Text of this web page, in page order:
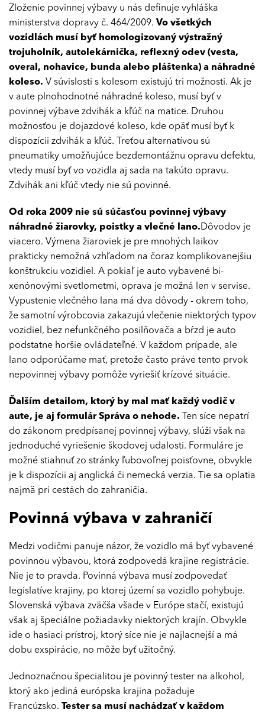
Zloženie povinnej výbavy u nás definuje vyhláška
ministerstva dopravy č. 464/2009. Vo všetkých
vozidlách musí byť homologizovaný výstražný
trojuholník, autolekárnička, reflexný odev (vesta,
overal, nohavice, bunda alebo pláštenka) a náhradné
koleso. V súvislosti s kolesom existujú tri možnosti. Ak je
v aute plnohodnotné náhradné koleso, musí byť v
povinnej výbave zdvihák a kľúč na matice. Druhou
možnosťou je dojazdové koleso, kde opäť musí byť k
dispozícii zdvihák a kľúč. Treťou alternatívou sú
pneumatiky umožňujúce bezdemontážnu opravu defektu,
vtedy musí byť vo vozidla aj sada na takúto opravu.
Zdvihák ani kľúč vtedy nie sú povinné.
Od roka 2009 nie sú súčasťou povinnej výbavy
náhradné žiarovky, poistky a vlečné lano.Dôvodov je
viacero. Výmena žiaroviek je pre mnohých laikov
prakticky nemožná vzhľadom na čoraz komplikovanejšiu
konštrukciu vozidiel. A pokiaľ je auto vybavené bi-
xenónovými svetlometmi, oprava je možná len v servise.
Vypustenie vlečného lana má dva dôvody - okrem toho,
že samotní výrobcovia zakazujú vlečenie niektorých typov
vozidiel, bez nefunkčného posilňovača a bŕzd je auto
podstatne horšie ovládateľné. V každom prípade, ale
lano odporúčame mať, pretože často práve tento prvok
nepovinnej výbavy pomôže vyriešiť krízové situácie.
Ďalším detailom, ktorý by mal mať každý vodič v
aute, je aj formulár Správa o nehode. Ten síce nepatrí
do zákonom predpísanej povinnej výbavy, slúži však na
jednoduché vyriešenie škodovej udalosti. Formuláre je
možné stiahnuť zo stránky ľubovoľnej poisťovne, obvykle
je k dispozícii aj anglická či nemecká verzia. Tie sa oplatia
najmä pri cestách do zahraničia.
Povinná výbava v zahraničí
Medzi vodičmi panuje názor, že vozidlo má byť vybavené
povinnou výbavou, ktorá zodpovedá krajine registrácie.
Nie je to pravda. Povinná výbava musí zodpovedať
legislatíve krajiny, po ktorej území sa vozidlo pohybuje.
Slovenská výbava zväčša všade v Európe stačí, existujú
však aj špeciálne požiadavky niektorých krajín. Obvykle
ide o hasiaci prístroj, ktorý síce nie je najlacnejší a má
dobu exspirácie, no môže byť užitočný.
Jednoznačnou špecialitou je povinný tester na alkohol,
ktorý ako jediná európska krajina požaduje
Francúzsko. Tester sa musí nachádzať v každom